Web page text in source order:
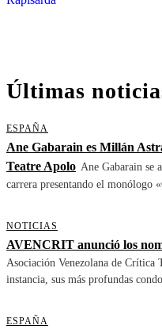
Últimas
ESPAÑA
Ane Gabarain es Millán
Teatre Apolo Ane Gabarain se
carrera presentando el monólogo
NOTICIAS
AVENCRIT anunció los
Asociación Venezolana de Crítica
instancia, sus más profundas
ESPAÑA